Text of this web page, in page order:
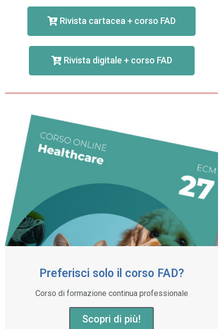
Rivista cartacea + corso FAD
Rivista digitale + corso FAD
Preferisci solo il corso FAD?
Corso di formazione continua professionale
Scopri di più!